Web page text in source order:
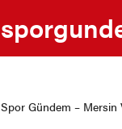
Spor Gündem – Mersin